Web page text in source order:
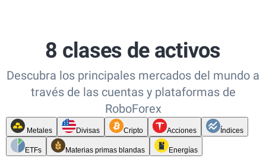
8 clases de activos
Descubra los principales mercados del mundo a
través de las cuentas y plataformas de
RoboForex
Metales Divisas Cripto Acciones Índices
ETFs Materias primas blandas Energías